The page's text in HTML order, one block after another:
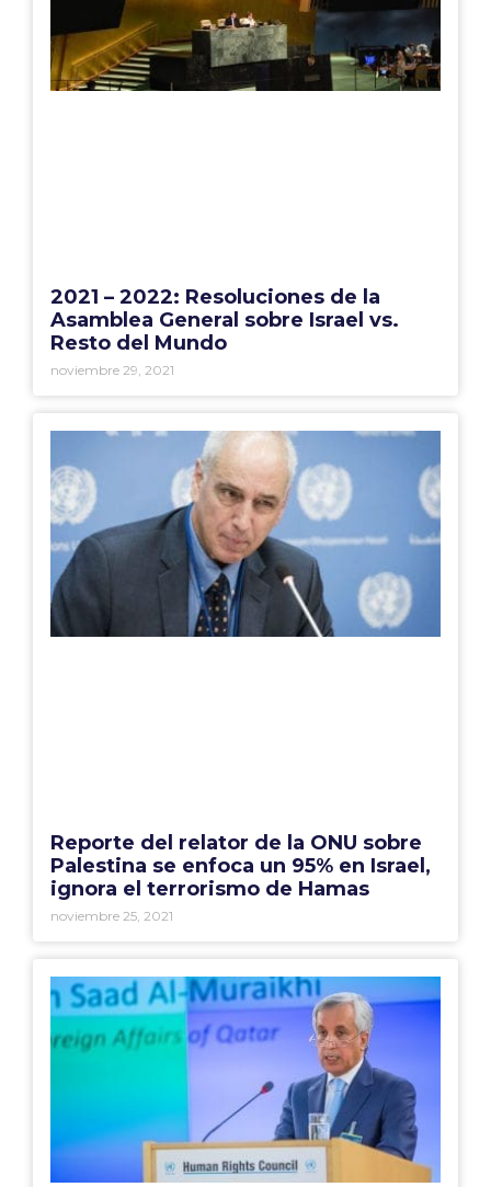
2021 – 2022: Resoluciones de la
Asamblea General sobre Israel vs.
Resto del Mundo
noviembre 29, 2021
Reporte del relator de la ONU sobre
Palestina se enfoca un 95% en Israel,
ignora el terrorismo de Hamas
noviembre 25, 2021